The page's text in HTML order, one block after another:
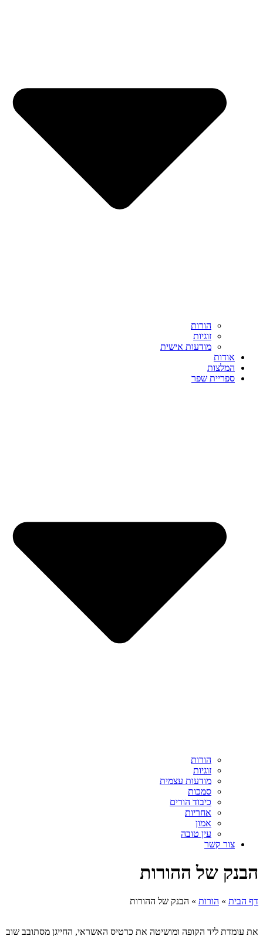
הורות
זוגיות
מודעות אישית
אודות
המלצות
ספריית שפר
הורות
זוגיות
מודעות עצמית
סמכות
כיבוד הורים
אחריות
אמון
עין טובה
צור קשר
הבנק של ההורות
דף הבית» הורות» הבנק של ההורות
את עומדת ליד הקופה ומושיטה את כרטיס האשראי, החייגן מסתובב שוב